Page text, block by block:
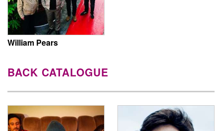
William Pears
BACK CATALOGUE